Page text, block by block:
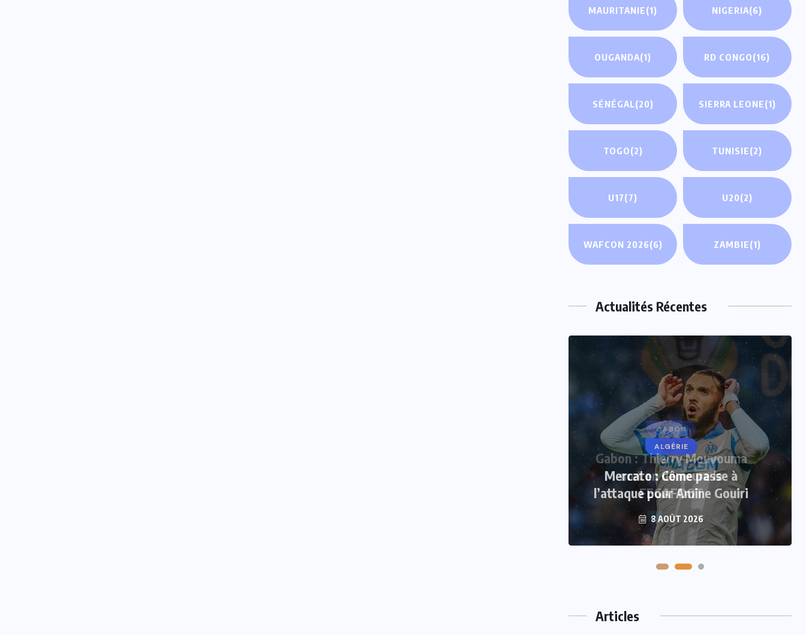
MAURITANIE(1) NIGERIA(6)
OUGANDA(1) RD CONGO(16)
SÉNÉGAL(20) SIERRA LEONE(1)
TOGO(2) TUNISIE(2)
U17(7) U20(2)
WAFCON 2026(6) ZAMBIE(1)
Actualités Récentes
GABON
Gabon : Thierry Mouyouma
met en demeure la
FEGAFOOT
7 AOÛT 2026
Articles